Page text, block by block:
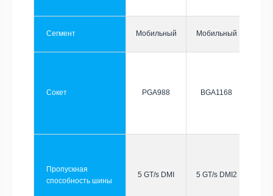
Сегмент Мобильный Мобильный
Сокет PGA988 BGA1168
Пропускная
способность шины
5 GT/s DMI 5 GT/s DMI2